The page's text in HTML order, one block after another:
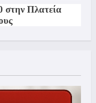
στην Πλατεία